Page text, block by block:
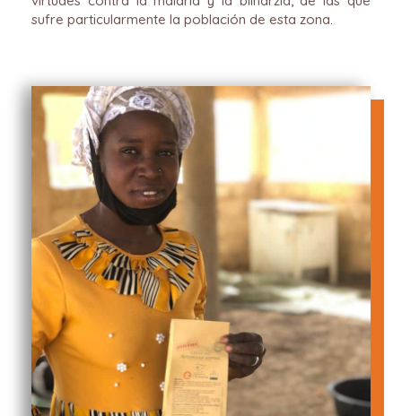
sufre particularmente la población de esta zona.